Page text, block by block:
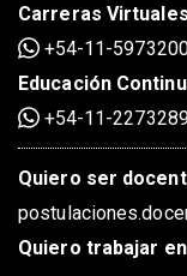
Carreras Virtuales
+54-11-
Educación
+54-11-
Quiero ser
Quiero trabajar en